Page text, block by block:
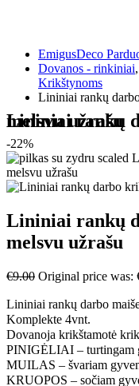
EmigusDeco
Dovanos - rinkiniai,
Krikštynoms
Lininiai rankų
Lininiai rankų darbo krikštynų maišeliai melsvu užrašu
-22%
Lininiai rankų
melsvu užrašu
€9.00 Original price was:
Lininiai rankų darbo
Komplekte 4vnt.
Dovanoja krikštamotė
PINIGĖLIAI – turtingam
MUILAS – švariam
KRUOPOS – sočiam